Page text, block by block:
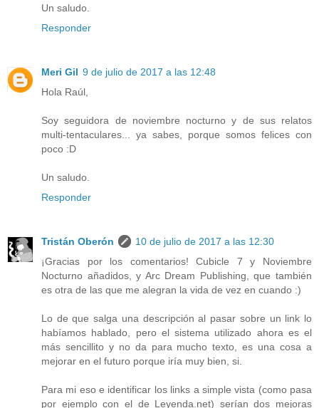
Un saludo.
Responder
Meri Gil 9 de julio de 2017 a las 12:48
Hola Raúl,
Soy seguidora de noviembre nocturno y de sus relatos
multi-tentaculares... ya sabes, porque somos felices con
poco :D
Un saludo.
Responder
Tristán Oberón
10 de julio de 2017 a las 12:30
¡Gracias por los comentarios! Cubicle 7 y Noviembre
Nocturno añadidos, y Arc Dream Publishing, que también
es otra de las que me alegran la vida de vez en cuando :)
Lo de que salga una descripción al pasar sobre un link lo
habíamos hablado, pero el sistema utilizado ahora es el
más sencillito y no da para mucho texto, es una cosa a
mejorar en el futuro porque iría muy bien, si.
Para mi eso e identificar los links a simple vista (como pasa
por ejemplo con el de Leyenda.net) serían dos mejoras